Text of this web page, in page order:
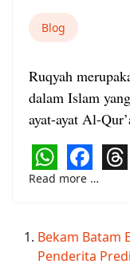
Blog
Ruqyah
dalam Islam
ayat-ayat Al-
Read more …
Bekam Batam
Penderita